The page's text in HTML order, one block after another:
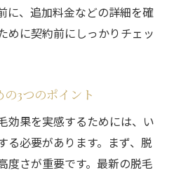
に、追加料金などの詳細を確
めに契約前にしっかりチェッ
3つのポイント
効果を実感するためには、い
る必要があります。まず、脱
度さが重要です。最新の脱毛